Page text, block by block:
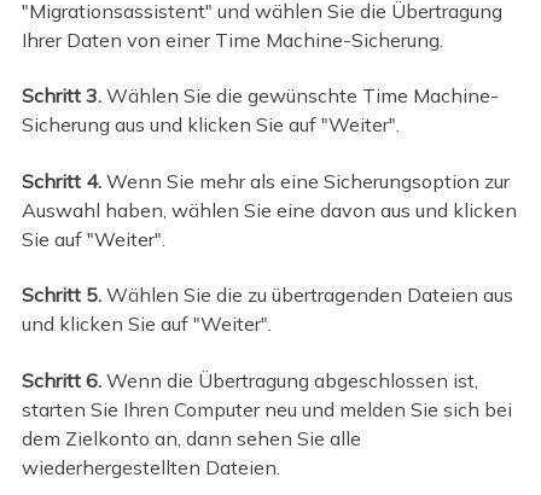
"Migrationsassistent" und wählen Sie die Übertragung
Ihrer Daten von einer Time Machine-Sicherung.
Schritt 3.Wählen Sie die gewünschte Time Machine-
Sicherung aus und klicken Sie auf "Weiter".
Schritt 4.Wenn Sie mehr als eine Sicherungsoption zur
Auswahl haben, wählen Sie eine davon aus und klicken
Sie auf "Weiter".
Schritt 5.Wählen Sie die zu übertragenden Dateien aus
und klicken Sie auf "Weiter".
Schritt 6.Wenn die Übertragung abgeschlossen ist,
starten Sie Ihren Computer neu und melden Sie sich bei
dem Zielkonto an, dann sehen Sie alle
wiederhergestellten Dateien.